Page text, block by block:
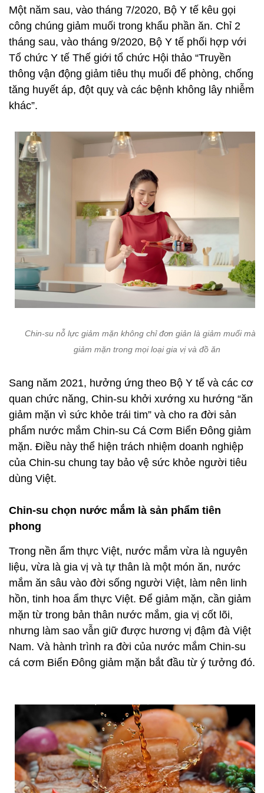
Một năm sau, vào tháng 7/2020, Bộ Y tế kêu gọi
công chúng giảm muối trong khẩu phần ăn. Chỉ 2
tháng sau, vào tháng 9/2020, Bộ Y tế phối hợp với
Tổ chức Y tế Thế giới tổ chức Hội thảo “Truyền
thông vận động giảm tiêu thụ muối để phòng, chống
tăng huyết áp, đột quỵ và các bệnh không lây nhiễm
khác”.
Chin-su nỗ lực giảm mặn không chỉ đơn giản là giảm muối mà
giảm mặn trong mọi loại gia vị và đồ ăn
Sang năm 2021, hưởng ứng theo Bộ Y tế và các cơ
quan chức năng, Chin-su khởi xướng xu hướng “ăn
giảm mặn vì sức khỏe trái tim” và cho ra đời sản
phẩm nước mắm Chin-su Cá Cơm Biển Đông giảm
mặn. Điều này thể hiện trách nhiệm doanh nghiệp
của Chin-su chung tay bảo vệ sức khỏe người tiêu
dùng Việt.
Chin-su chọn nước mắm là sản phẩm tiên
phong
Trong nền ẩm thực Việt, nước mắm vừa là nguyên
liệu, vừa là gia vị và tự thân là một món ăn, nước
mắm ăn sâu vào đời sống người Việt, làm nên linh
hồn, tinh hoa ẩm thực Việt. Để giảm mặn, cần giảm
mặn từ trong bản thân nước mắm, gia vị cốt lõi,
nhưng làm sao vẫn giữ được hương vị đậm đà Việt
Nam. Và hành trình ra đời của nước mắm Chin-su
cá cơm Biển Đông giảm mặn bắt đầu từ ý tưởng đó.